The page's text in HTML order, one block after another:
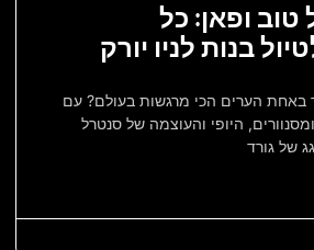
טוב ופאן: כל
בנות לניו יורק
באחת הערים הכי מרגשות בעולם? עם
היופי והעוצמה של סנטרל
של גורד